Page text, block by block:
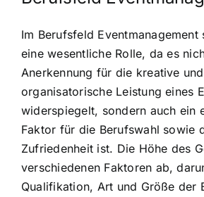
Im Berufsfeld Eventmanagement
eine wesentliche Rolle, da es
Anerkennung für die kreative und
organisatorische Leistung eines
widerspiegelt, sondern auch ein
Faktor für die Berufswahl sowie
Zufriedenheit ist. Die Höhe des
verschiedenen Faktoren ab,
Qualifikation, Art und Größe der